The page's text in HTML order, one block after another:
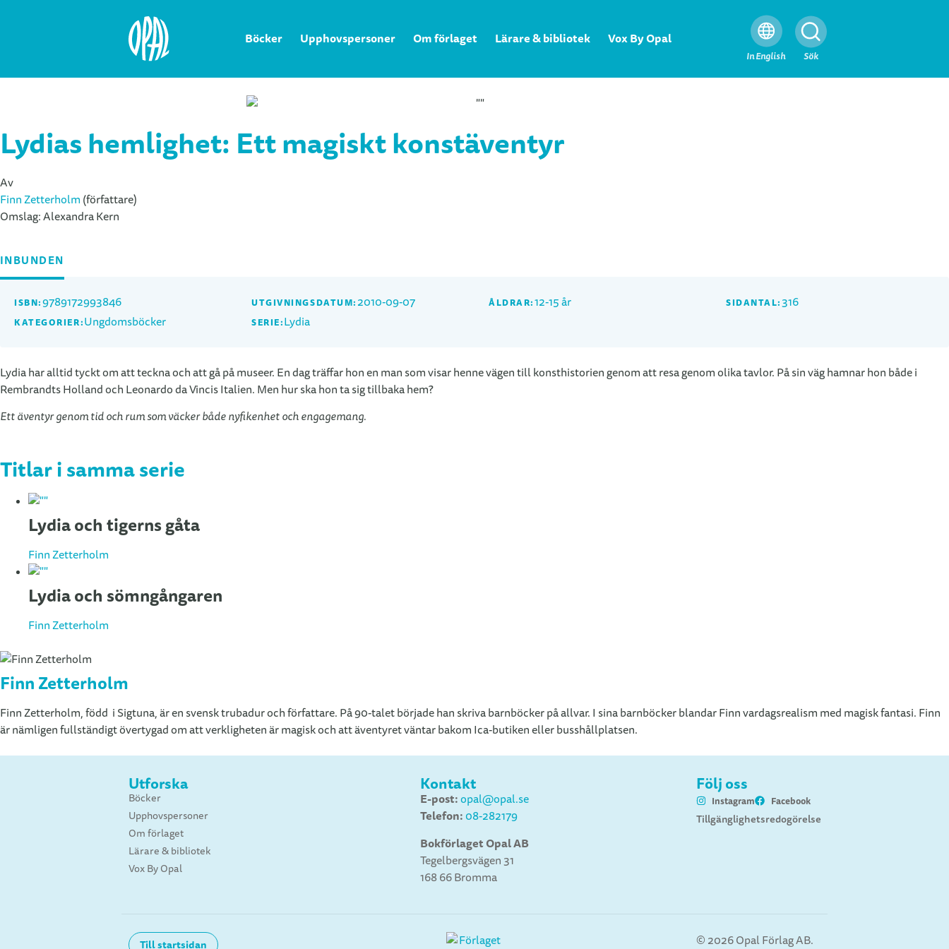
Böcker Upphovspersoner Om förlaget Lärare & bibliotek Vox By Opal
In English Sök
Stäng
Lydias hemlighet: Ett magiskt konstäventyr
Av
Finn Zetterholm (författare)
Omslag:Alexandra Kern
INBUNDEN
ISBN:9789172993846 UTGIVNINGSDATUM: 2010-09-07 ÅLDRAR:12-15 år SIDANTAL:316
KATEGORIER:Ungdomsböcker SERIE:Lydia
Lydia har alltid tyckt om att teckna och att gå på museer. En dag träffar hon en man som visar henne vägen till konsthistorien genom att resa genom olika tavlor. På sin väg hamnar hon både i
Rembrandts Holland och Leonardo da Vincis Italien. Men hur ska hon ta sig tillbaka hem?
Ett äventyr genom tid och rum som väcker både nyfikenhet och engagemang.
Titlar i samma serie
Lydia och tigerns gåta
Finn Zetterholm
Lydia och sömngångaren
Finn Zetterholm
Finn Zetterholm
Finn Zetterholm, född i Sigtuna, är en svensk trubadur och författare. På 90-talet började han skriva barnböcker på allvar. I sina barnböcker blandar Finn vardagsrealism med magisk fantasi. Finn
är nämligen fullständigt övertygad om att verkligheten är magisk och att äventyret väntar bakom Ica-butiken eller busshållplatsen.
Utforska
Böcker
Upphovspersoner
Om förlaget
Lärare & bibliotek
Vox By Opal
Kontakt
E-post:opal@opal.se
Telefon:08-282179
Bokförlaget Opal AB
Tegelbergsvägen 31
168 66 Bromma
Följ oss
Instagram Facebook
Tillgänglighetsredogörelse
Till startsidan © 2026 Opal Förlag AB.